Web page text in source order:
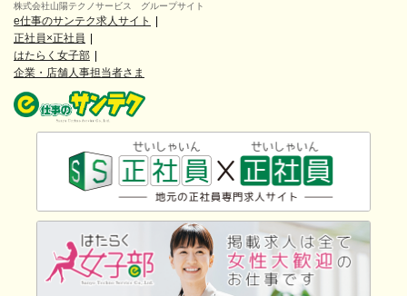
株式会社山陽テクノサービス グループサイト
e仕事のサンテク求人サイト
正社員×正社員
はたらく女子部
企業・店舗人事担当者さま